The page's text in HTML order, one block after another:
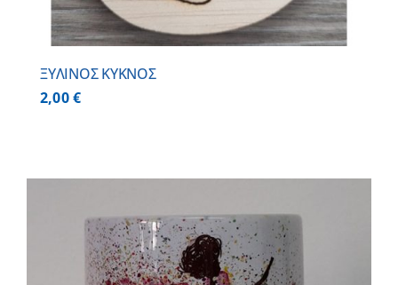
ΞΥΛΙΝΟΣ ΚΥΚΝΟΣ
2,00€